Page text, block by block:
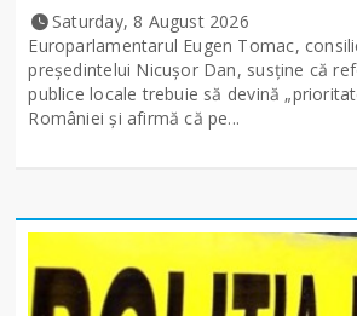
Saturday, 8 August 2026
Europarlamentarul Eugen Tomac,
președintelui Nicușor Dan, susține că
publice locale trebuie să devină
României și afirmă că pe...